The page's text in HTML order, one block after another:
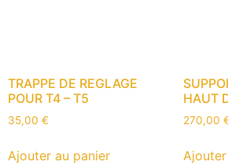
TRAPPE DE REGLAGE
POUR T4 – T5
35,00 €
Ajouter au panier
HAUT
270,00